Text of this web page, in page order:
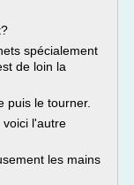
spécialement
de loin la
puis le tourner.
l'autre
les mains